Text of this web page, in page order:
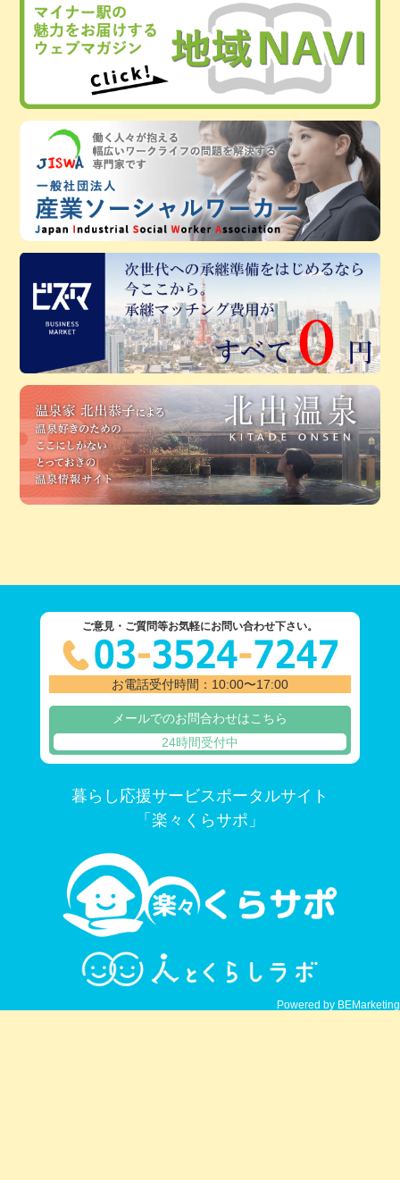
ご意見・ご質問等お気軽にお問い合わせ下さい。
お電話受付時間：10:00〜17:00
メールでのお問合わせはこちら
24時間受付中
暮らし応援サービスポータルサイト
「楽々くらサポ」
Powered by BEMarketing